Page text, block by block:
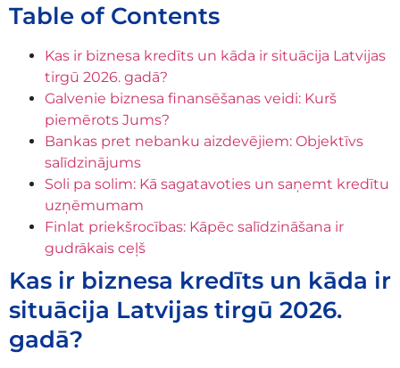
Table of Contents
Kas ir biznesa kredīts un kāda ir situācija Latvijas
tirgū 2026. gadā?
Galvenie biznesa finansēšanas veidi: Kurš
piemērots Jums?
Bankas pret nebanku aizdevējiem: Objektīvs
salīdzinājums
Soli pa solim: Kā sagatavoties un saņemt kredītu
uzņēmumam
Finlat priekšrocības: Kāpēc salīdzināšana ir
gudrākais ceļš
Kas ir biznesa kredīts un kāda ir
situācija Latvijas tirgū 2026.
gadā?